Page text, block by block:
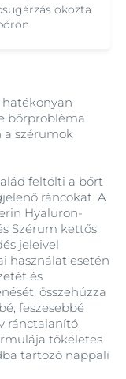
okozta
bőrprobléma
a szérumok
feltölti a bőrt
ráncokat. A
Hyaluron-
Szérum kettős
jeleivel
használat esetén
és
összehúzza
feszesebbé
ránctalanító
tökéletes
tartozó nappali